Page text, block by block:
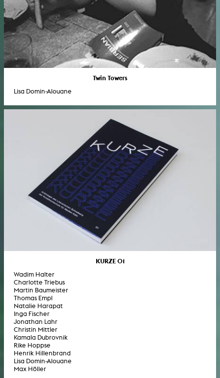
Twin Towers
Lisa Domin-Alouane
KURZE 01
Wadim Halter
Charlotte Triebus
Martin Baumeister
Thomas Empl
Natalie Harapat
Inga Fischer
Jonathan Lahr
Christin Mittler
Kamala Dubrovnik
Rike Hoppse
Henrik Hillenbrand
Lisa Domin-Alouane
Max Höller